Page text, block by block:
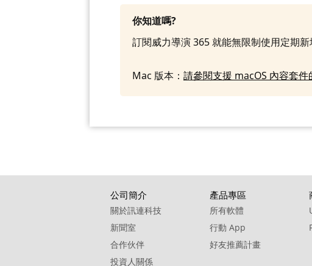
11.
13.
15.
18.
19.
20.
你知道嗎?
訂閱威力導演 365 就能無限制使用定期
Mac 版本： 請參閱支援 macOS 內容套件
公司簡介
關於訊連科技
新聞室
合作伙伴
投資人關係
產品專區
所有軟體
行動 App
好友推薦計畫